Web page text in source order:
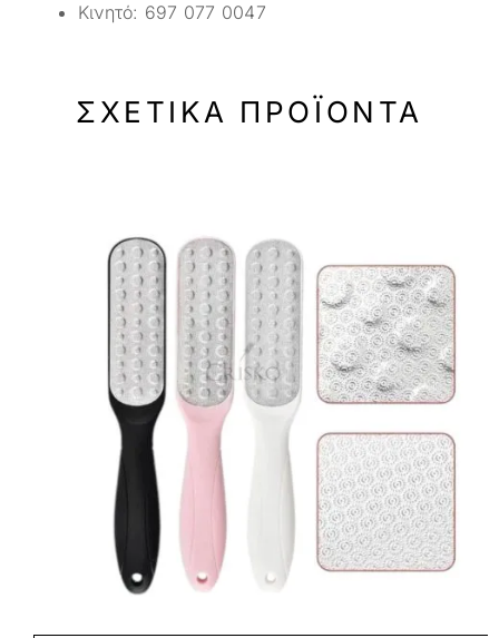
Κινητό: 697 077 0047
ΣΧΕΤΙΚΆ ΠΡΟΪΌΝΤΑ